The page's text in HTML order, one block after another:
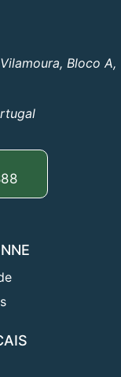
Bloco A,